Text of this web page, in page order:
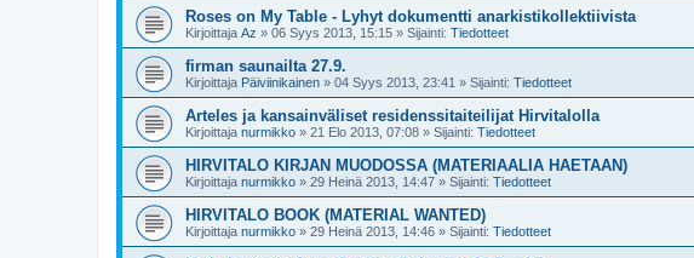
Roses on My Table - Lyhyt dokumentti anarkistikollektiivista
Kirjoittaja Az » 06 Syys 2013, 15:15 » Sijainti: Tiedotteet
firman saunailta 27.9.
Kirjoittaja Päiviinikainen » 04 Syys 2013, 23:41 » Sijainti: Tiedotteet
Arteles ja kansainväliset residenssitaiteilijat Hirvitalolla
Kirjoittaja nurmikko » 21 Elo 2013, 07:08 » Sijainti: Tiedotteet
HIRVITALO KIRJAN MUODOSSA (MATERIAALIA HAETAAN)
Kirjoittaja nurmikko » 29 Heinä 2013, 14:47 » Sijainti: Tiedotteet
HIRVITALO BOOK (MATERIAL WANTED)
Kirjoittaja nurmikko » 29 Heinä 2013, 14:46 » Sijainti: Tiedotteet